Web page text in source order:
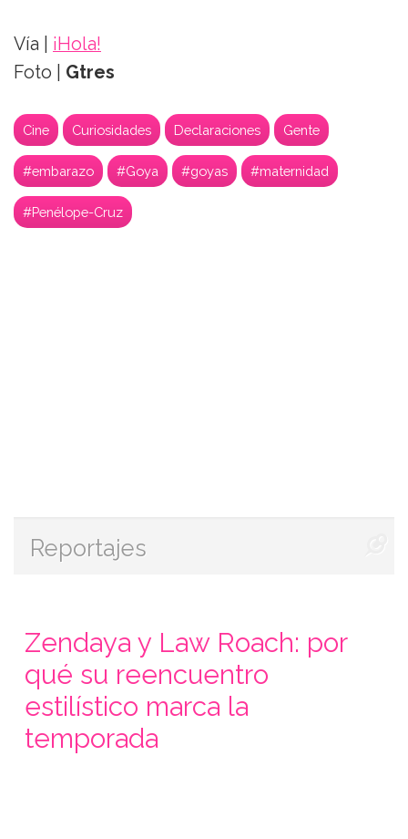
Vía | ¡Hola!
Foto |
Gtres
Cine Curiosidades Declaraciones Gente
#embarazo #Goya #goyas #maternidad
#Penélope-Cruz
Reportajes
Zendaya y Law Roach: por
qué su reencuentro
estilístico marca la
temporada